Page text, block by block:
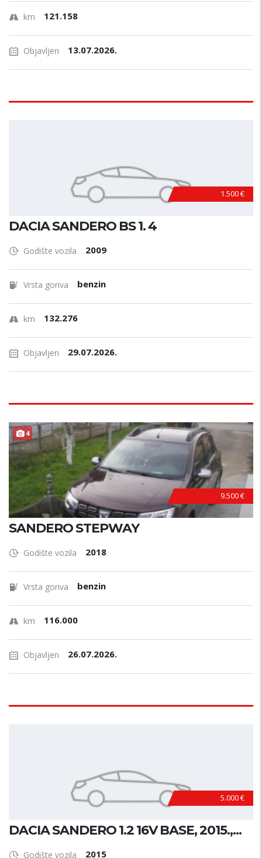
km 121.158
Objavljen 13.07.2026.
1.500 €
DACIA SANDERO BS 1. 4
Godište vozila 2009
Vrsta goriva benzin
km 132.276
Objavljen 29.07.2026.
4
9.500 €
SANDERO STEPWAY
Godište vozila 2018
Vrsta goriva benzin
km 116.000
Objavljen 26.07.2026.
5.000 €
DACIA SANDERO 1.2 16V BASE, 2015.,...
Godište vozila 2015